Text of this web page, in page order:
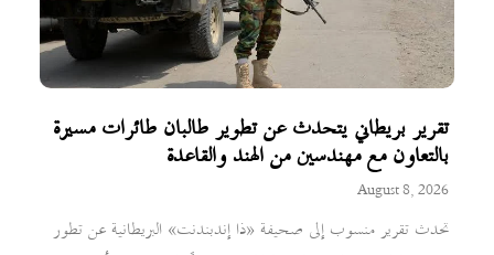
تقرير بريطاني يتحدث عن تطوير طالبان طائرات مسيرة
بالتعاون مع مهندسين من الهند والقاعدة
August 8, 2026
تحدث تقرير منسوب إلى صحيفة «ذا إندبندنت» البريطانية عن تطور